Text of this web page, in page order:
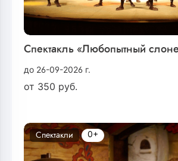
Спектакль «Любопытный
до 26-09-2026 г.
от 350 руб.
Спектакли 0+